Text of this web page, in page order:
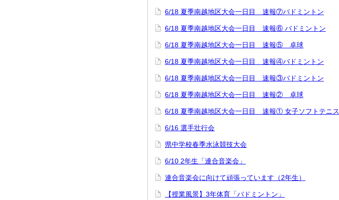
6/18 夏季南越地区大会一日目 速報⑦バドミントン
6/18 夏季南越地区大会一日目 速報⑥ バドミントン
6/18 夏季南越地区大会一日目 速報⑤ 卓球
6/18 夏季南越地区大会一日目 速報④バドミントン
6/18 夏季南越地区大会一日目 速報③バドミントン
6/18 夏季南越地区大会一日目 速報② 卓球
6/18 夏季南越地区大会一日目 速報① 女子ソフトテニス
6/16 選手壮行会
県中学校春季水泳競技大会
6/10 2年生「連合音楽会」
連合音楽会に向けて頑張っています（2年生）
【授業風景】3年体育「バドミントン」